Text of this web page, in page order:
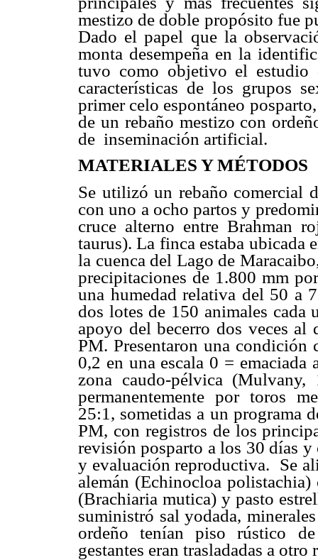
mestizo de doble propósito fue
Dado el papel que la
monta desempeña en la
tuvo como objetivo el estudio
características de los grupos
primer celo espontáneo
de un rebaño mestizo con
de inseminación artificial.
MATERIALES Y MÉTODOS
Se utilizó un rebaño comercial
con uno a ocho partos y
cruce alterno entre Brahman
taurus). La finca estaba ubicada
la cuenca del Lago de
precipitaciones de 1.800 mm
una humedad relativa del 50 a
dos lotes de 150 animales cada
apoyo del becerro dos veces
PM. Presentaron una
0,2 en una escala 0 =
zona caudo-pélvica (Mulvany,
permanentemente por toros
25:1, sometidas a un programa
PM, con registros de los
revisión posparto a los 30 días y
y evaluación reproductiva. Se
alemán (Echinocloa
(Brachiaria mutica) y pasto
suministró sal yodada,
ordeño tenían piso rústico de
gestantes eran trasladadas a otro